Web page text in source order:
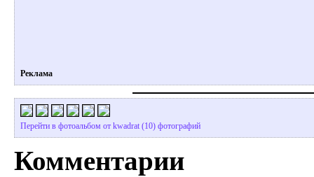
Реклама
Перейти в фотоальбом от kwadrat (10) фотографий
Комментарии